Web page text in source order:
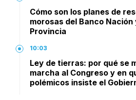
Cómo son los planes de
morosas del Banco Nación
Provincia
10:03
Ley de tierras: por qué se
marcha al Congreso y en
polémicos insiste el